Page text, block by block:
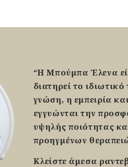
“Η Μπούμπα Έλενα
διατηρεί το
γνώση, η εμπειρία
εγγυώνται την
υψηλής ποιότητας
προηγμένων
Κλείστε άμεσα